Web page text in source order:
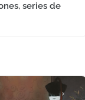
series de